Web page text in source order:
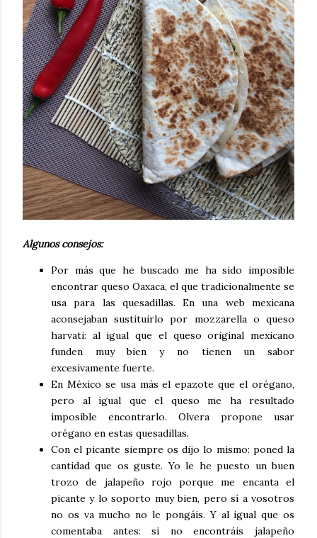
Algunos consejos:
Por más que he buscado me ha sido imposible
encontrar queso Oaxaca, el que tradicionalmente se
usa para las quesadillas. En una web mexicana
aconsejaban sustituirlo por mozzarella o queso
harvati: al igual que el queso original mexicano
funden muy bien y no tienen un sabor
excesivamente fuerte.
En México se usa más el epazote que el orégano,
pero al igual que el queso me ha resultado
imposible encontrarlo. Olvera propone usar
orégano en estas quesadillas.
Con el picante siempre os dijo lo mismo: poned la
cantidad que os guste. Yo le he puesto un buen
trozo de jalapeño rojo porque me encanta el
picante y lo soporto muy bien, pero sí a vosotros
no os va mucho no le pongáis. Y al igual que os
comentaba antes: si no encontráis jalapeño